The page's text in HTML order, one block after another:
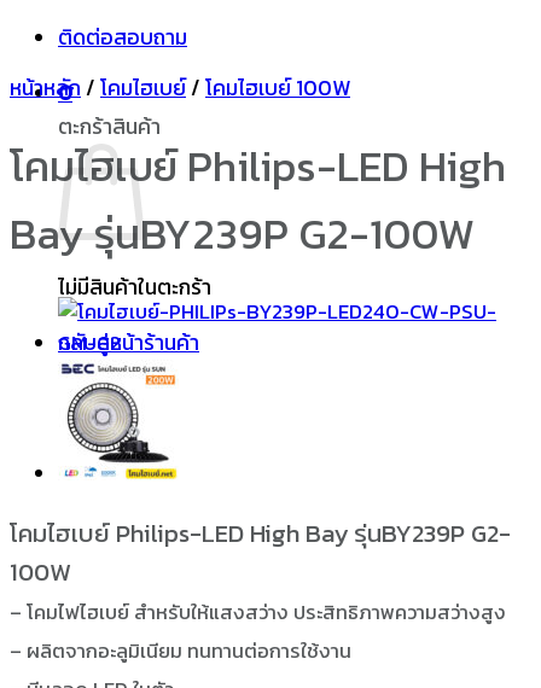
ติดต่อสอบถาม
0
ตะกร้าสินค้า
ไม่มีสินค้าในตะกร้า
กลับสู่หน้าร้านค้า
หน้าหลัก/โคมไฮเบย์/โคมไฮเบย์ 100W
โคมไฮเบย์ Philips-LED High
Bay รุ่นBY239P G2-100W
โคมไฮเบย์ Philips-LED High Bay รุ่นBY239P G2-
100W
– โคมไฟไฮเบย์ สำหรับให้แสงสว่าง ประสิทธิภาพความสว่างสูง
– ผลิตจากอะลูมิเนียม ทนทานต่อการใช้งาน